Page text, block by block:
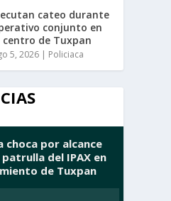
cateo durante
conjunto en
centro de Tuxpan
5, 2026| Policiaca